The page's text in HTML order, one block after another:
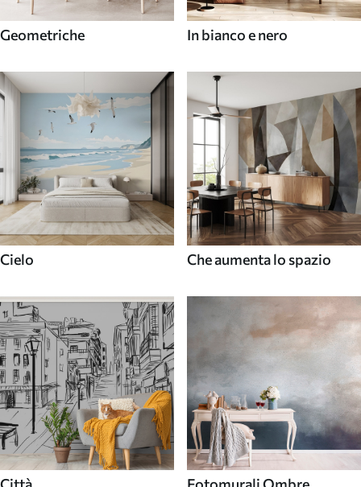
Geometriche In bianco e nero
Cielo Che aumenta lo spazio